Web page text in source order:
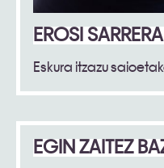
EROSI
Eskura itzazu
EGIN ZAITEZ